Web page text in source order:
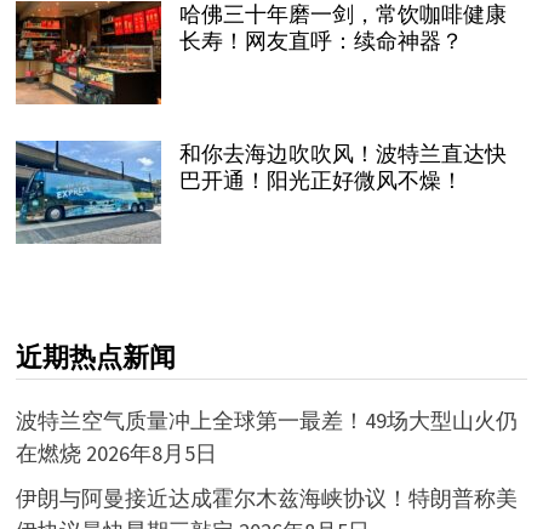
哈佛三十年磨一剑，常饮咖啡健康
长寿！网友直呼：续命神器？
和你去海边吹吹风！波特兰直达快
巴开通！阳光正好微风不燥！
近期热点新闻
波特兰空气质量冲上全球第一最差！49场大型山火仍
在燃烧 2026年8月5日
伊朗与阿曼接近达成霍尔木兹海峡协议！特朗普称美